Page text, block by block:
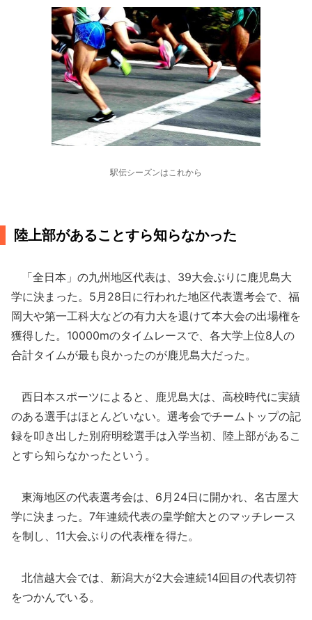
駅伝シーズンはこれから
陸上部があることすら知らなかった
「全日本」の九州地区代表は、39大会ぶりに鹿児島大
学に決まった。5月28日に行われた地区代表選考会で、福
岡大や第一工科大などの有力大を退けて本大会の出場権を
獲得した。10000mのタイムレースで、各大学上位8人の
合計タイムが最も良かったのが鹿児島大だった。
西日本スポーツによると、鹿児島大は、高校時代に実績
のある選手はほとんどいない。選考会でチームトップの記
録を叩き出した別府明稔選手は入学当初、陸上部があるこ
とすら知らなかったという。
東海地区の代表選考会は、6月24日に開かれ、名古屋大
学に決まった。7年連続代表の皇学館大とのマッチレース
を制し、11大会ぶりの代表権を得た。
北信越大会では、新潟大が2大会連続14回目の代表切符
をつかんでいる。